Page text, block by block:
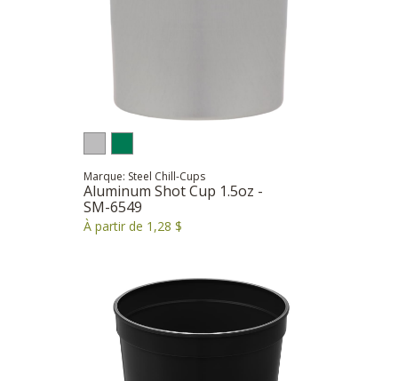
Marque: Steel Chill-Cups
Aluminum Shot Cup 1.5oz -
SM-6549
À partir de 1,28 $